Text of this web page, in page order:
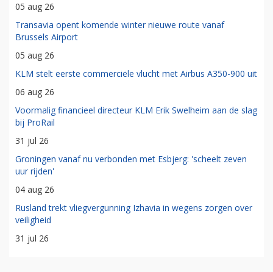
05 aug 26
Transavia opent komende winter nieuwe route vanaf
Brussels Airport
05 aug 26
KLM stelt eerste commerciële vlucht met Airbus A350-900 uit
06 aug 26
Voormalig financieel directeur KLM Erik Swelheim aan de slag
bij ProRail
31 jul 26
Groningen vanaf nu verbonden met Esbjerg: 'scheelt zeven
uur rijden'
04 aug 26
Rusland trekt vliegvergunning Izhavia in wegens zorgen over
veiligheid
31 jul 26